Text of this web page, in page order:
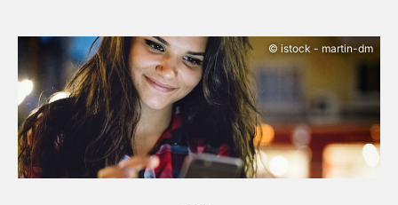
© istock - martin-dm